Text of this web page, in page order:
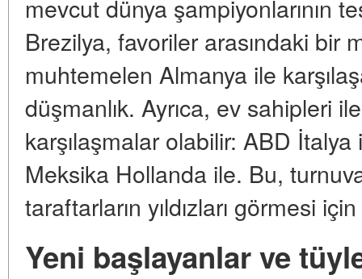
mevcut dünya şampiyonlarının
Brezilya, favoriler arasındaki bir
muhtemelen Almanya ile
düşmanlık. Ayrıca, ev sahipleri
karşılaşmalar olabilir: ABD
Meksika Hollanda ile. Bu,
taraftarların yıldızları görmesi
Yeni başlayanlar ve